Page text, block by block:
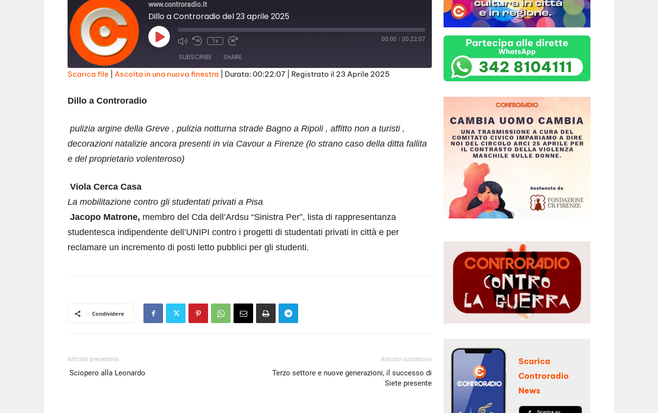
www.controradio.it
Dillo a Controradio del 23 aprile 2025
Play
Episode
1x 00:00 / 00:22:07
SUBSCRIBE SHARE
RSS FEED
EMBED
Scarica file Ascolta in una nuova finestra Durata: 00:22:07 Registrato il 23 Aprile 2025
Dillo a Controradio
pulizia argine della Greve , pulizia notturna strade Bagno a Ripoli , affitto non a turisti ,
decorazioni natalizie ancora presenti in via Cavour a Firenze (lo strano caso della ditta fallita
e del proprietario volenteroso)
Viola Cerca Casa
La mobilitazione contro gli studentati privati a Pisa
Jacopo Matrone, membro del Cda dell’Ardsu “Sinistra Per”, lista di rappresentanza
studentesca indipendente dell’UNIPI contro i progetti di studentati privati in città e per
reclamare un incremento di posti letto pubblici per gli studenti.
Condividere
Articolo precedente
Sciopero alla Leonardo
Articolo successivo
Terzo settore e nuove generazioni, il successo di
Siete presente
Scarica
Controradio
News